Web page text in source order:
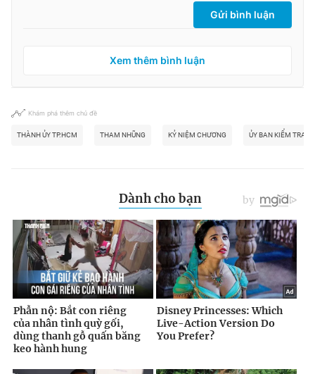
Gửi bình luận
Xem thêm bình luận
Khám phá thêm chủ đề
THÀNH ỦY TP.HCM THAM NHŨNG KỶ NIỆM CHƯƠNG ỦY BAN KIỂM TRA